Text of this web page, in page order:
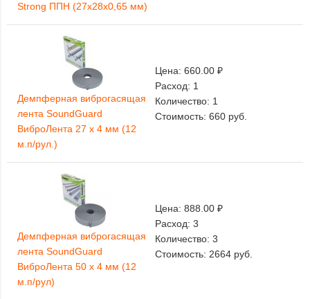
Strong ППН (27х28х0,65 мм)
Демпферная виброгасящая
лента SoundGuard
ВиброЛента 27 х 4 мм (12
м.п/рул.)
Цена: 660.00 ₽
Расход: 1
Количество: 1
Стоимость: 660 руб.
Демпферная виброгасящая
лента SoundGuard
ВиброЛента 50 х 4 мм (12
м.п/рул)
Цена: 888.00 ₽
Расход: 3
Количество: 3
Стоимость: 2664 руб.